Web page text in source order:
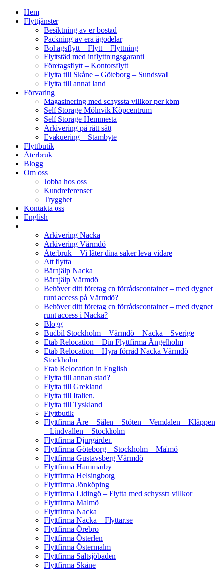
Hem
Flyttjänster
Besiktning av er bostad
Packning av era ägodelar
Bohagsflytt – Flytt – Flyttning
Flyttstäd med inflyttningsgaranti
Företagsflytt – Kontorsflytt
Flytta till Skåne – Göteborg – Sundsvall
Flytta till annat land
Förvaring
Magasinering med schyssta villkor per kbm
Self Storage Mölnvik Köpcentrum
Self Storage Hemmesta
Arkivering på rätt sätt
Evakuering – Stambyte
Flyttbutik
Återbruk
Blogg
Om oss
Jobba hos oss
Kundreferenser
Trygghet
Kontakta oss
English
Arkivering Nacka
Arkivering Värmdö
Återbruk – Vi låter dina saker leva vidare
Att flytta
Bärhjälp Nacka
Bärhjälp Värmdö
Behöver ditt företag en förrådscontainer – med dygnet
runt access på Värmdö?
Behöver ditt företag en förrådscontainer – med dygnet
runt access i Nacka?
Blogg
Budbil Stockholm – Värmdö – Nacka – Sverige
Etab Relocation – Din Flyttfirma Ängelholm
Etab Relocation – Hyra förråd Nacka Värmdö
Stockholm
Etab Relocation in English
Flytta till annan stad?
Flytta till Grekland
Flytta till Italien.
Flytta till Tyskland
Flyttbutik
Flyttfirma Åre – Sälen – Stöten – Vemdalen – Kläppen
– Lindvallen – Stockholm
Flyttfirma Djurgården
Flyttfirma Göteborg – Stockholm – Malmö
Flyttfirma Gustavsberg Värmdö
Flyttfirma Hammarby
Flyttfirma Helsingborg
Flyttfirma Jönköping
Flyttfirma Lidingö – Flytta med schyssta villkor
Flyttfirma Malmö
Flyttfirma Nacka
Flyttfirma Nacka – Flyttar.se
Flyttfirma Örebro
Flyttfirma Österlen
Flyttfirma Östermalm
Flyttfirma Saltsjöbaden
Flyttfirma Skåne